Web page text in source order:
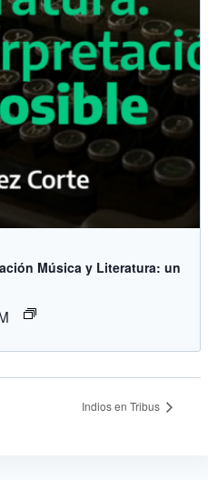
Música y Literatura: un
Indios en Tribus